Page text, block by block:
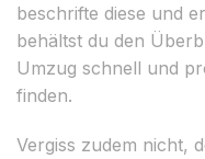
beschrifte diese und
behältst du den
Umzug schnell und
finden.
Vergiss zudem nicht,